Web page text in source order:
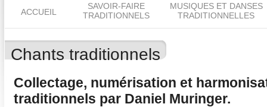
ACCUEIL
SAVOIR-FAIRE
TRADITIONNELS
MUSIQUES ET DANSES
TRADITIONNELLES
Chants traditionnels
Collectage, numérisation et
traditionnels par Daniel Muringer.